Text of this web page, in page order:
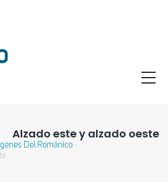
Alzado este y alzado oeste
Del Románico -